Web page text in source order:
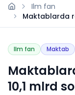
Ilm fan
Maktablarda
tejaladi?
Ilm fan Maktab
10,1 mlrd